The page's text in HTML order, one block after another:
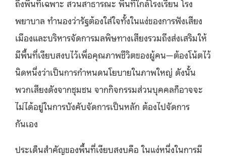
ถึงพื้นที่เฉพาะ สวนสาธารณะ พื้นที่ใกล้โรงเรียน โรง
พยาบาล ทำนองว่ารัฐต้องใส่ใจทั้งในแง่ของการฟังเสียง
เมืองและบริหารจัดการมลพิษทางเสียงรวมถึงส่งเสริมให้
มีพื้นที่เงียบสงบไว้เพื่อคุณภาพชีวิตของผู้คน—ต้องโน้ตไว้
นิดหนึ่งว่าเป็นการกำหนดนโยบายในภาพใหญ่ ดังนั้น
พวกเสียงดังจากชุมชน จากกิจกรรมส่วนบุคคลก็อาจจะ
ไม่ได้อยู่ในการบังคับจัดการเป็นหลัก ต้องไปจัดการ
กันเอง
ประเด็นสำคัญของพื้นที่เงียบสงบคือ ในแง่หนึ่งในการมี